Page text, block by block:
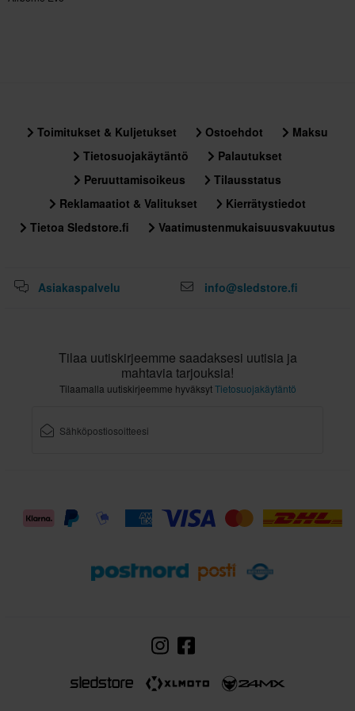
325 x 400 x 310 mm
Sertifiointistandardi
ECE 22.06
Toimitukset & Kuljetukset Ostoehdot
Maksu
Tietosuojakäytäntö
Palautukset
Peruuttamisoikeus
Tilausstatus
Reklamaatiot & Valitukset
Kierrätystiedot
Tietoa Sledstore.fi
Vaatimustenmukaisuusvakuutus
Asiakaspalvelu info@sledstore.fi
Tilaa uutiskirjeemme saadaksesi uutisia ja
mahtavia tarjouksia!
Tilaamalla uutiskirjeemme hyväksytTietosuojakäytäntö